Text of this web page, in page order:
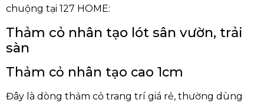
chuộng tại 127 HOME:
Thảm cỏ nhân tạo lót sân vườn, trải
sàn
Thảm cỏ nhân tạo cao 1cm
Đây là dòng thảm cỏ trang trí giá rẻ, thường dùng